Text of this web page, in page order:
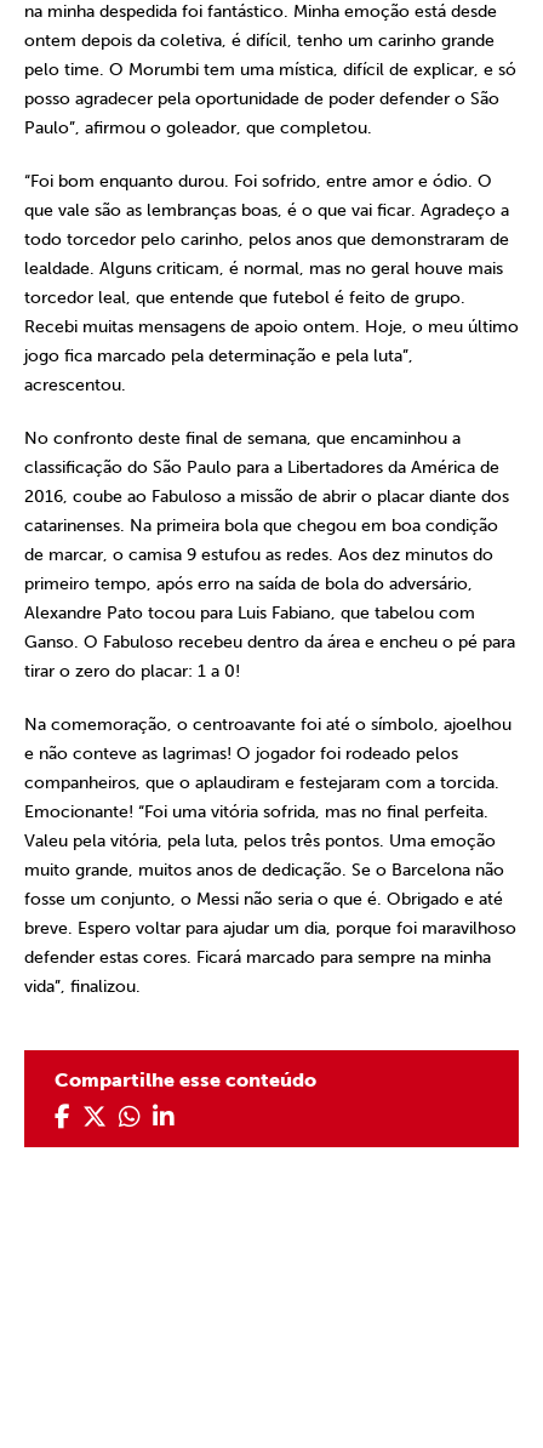
na minha despedida foi fantástico. Minha emoção está desde
ontem depois da coletiva, é difícil, tenho um carinho grande
pelo time. O Morumbi tem uma mística, difícil de explicar, e só
posso agradecer pela oportunidade de poder defender o São
Paulo”, afirmou o goleador, que completou.
“Foi bom enquanto durou. Foi sofrido, entre amor e ódio. O
que vale são as lembranças boas, é o que vai ficar. Agradeço a
todo torcedor pelo carinho, pelos anos que demonstraram de
lealdade. Alguns criticam, é normal, mas no geral houve mais
torcedor leal, que entende que futebol é feito de grupo.
Recebi muitas mensagens de apoio ontem. Hoje, o meu último
jogo fica marcado pela determinação e pela luta”,
acrescentou.
No confronto deste final de semana, que encaminhou a
classificação do São Paulo para a Libertadores da América de
2016, coube ao Fabuloso a missão de abrir o placar diante dos
catarinenses. Na primeira bola que chegou em boa condição
de marcar, o camisa 9 estufou as redes. Aos dez minutos do
primeiro tempo, após erro na saída de bola do adversário,
Alexandre Pato tocou para Luis Fabiano, que tabelou com
Ganso. O Fabuloso recebeu dentro da área e encheu o pé para
tirar o zero do placar: 1 a 0!
Na comemoração, o centroavante foi até o símbolo, ajoelhou
e não conteve as lagrimas! O jogador foi rodeado pelos
companheiros, que o aplaudiram e festejaram com a torcida.
Emocionante! “Foi uma vitória sofrida, mas no final perfeita.
Valeu pela vitória, pela luta, pelos três pontos. Uma emoção
muito grande, muitos anos de dedicação. Se o Barcelona não
fosse um conjunto, o Messi não seria o que é. Obrigado e até
breve. Espero voltar para ajudar um dia, porque foi maravilhoso
defender estas cores. Ficará marcado para sempre na minha
vida”, finalizou.
Compartilhe esse conteúdo